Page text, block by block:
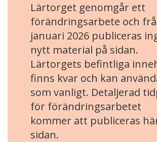
Lärtorget genomgår ett
förändringsarbete och
januari 2026 publiceras
nytt material på sidan.
Lärtorgets befintliga
finns kvar och kan
som vanligt. Detaljerad
för förändringsarbetet
kommer att publiceras
sidan.